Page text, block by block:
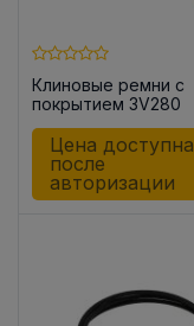
Клиновые ремни с
покрытием 3V280
Цена доступна
после
авторизации